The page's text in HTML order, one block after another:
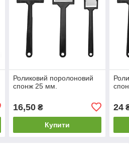
Роликовий поролоновий
спонж 25 мм.
16,50₴
Купити
24